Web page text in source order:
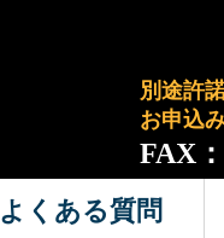
別途許
お申込
FAX
よくある質問